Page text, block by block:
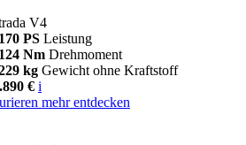
V4
170 PS Leistung
124 Nm Drehmoment
kg Gewicht ohne Kraftstoff
€ i
mehr entdecken